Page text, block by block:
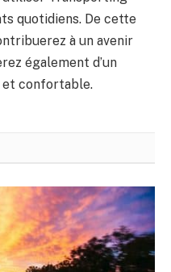
quotidiens. De cette
à un avenir
également d’un
et confortable.